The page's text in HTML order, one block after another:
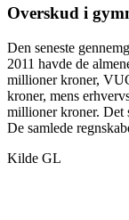
Overskud i
Den seneste
2011 havde de
millioner kroner,
kroner, mens
millioner kroner. Det
De samlede
Kilde GL